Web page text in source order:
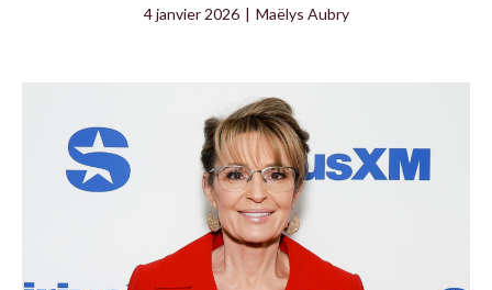
4 janvier 2026 | Maëlys Aubry